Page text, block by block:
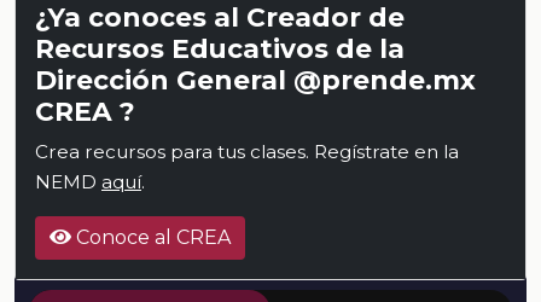
¿Ya conoces al Creador de
Recursos Educativos de la
Dirección General @prende.mx
CREA ?
Crea recursos para tus clases. Regístrate en la
NEMD aquí.
Conoce al CREA